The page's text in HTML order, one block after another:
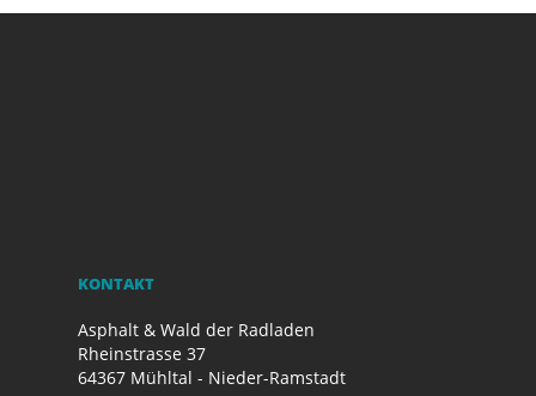
KONTAKT
Asphalt & Wald der Radladen
Rheinstrasse 37
64367 Mühltal - Nieder-Ramstadt